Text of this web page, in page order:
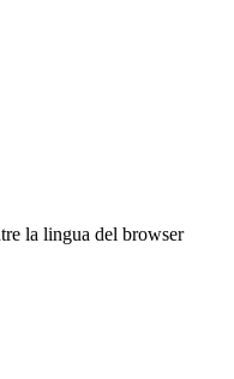
la lingua del browser